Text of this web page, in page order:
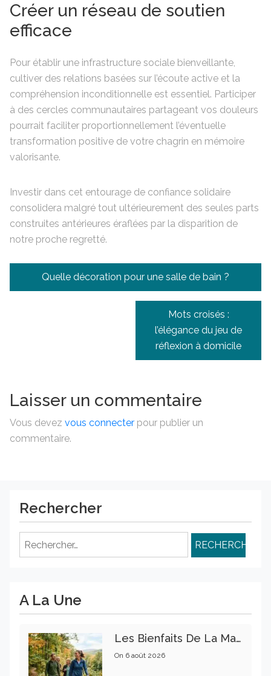
Créer un réseau de soutien
efficace
Pour établir une infrastructure sociale bienveillante,
cultiver des relations basées sur l’écoute active et la
compréhension inconditionnelle est essentiel. Participer
à des cercles communautaires partageant vos douleurs
pourrait faciliter proportionnellement l’éventuelle
transformation positive de votre chagrin en mémoire
valorisante.
Investir dans cet entourage de confiance solidaire
consolidera malgré tout ultérieurement des seules parts
construites antérieures éraflées par la disparition de
notre proche regretté.
Navigation
de
Quelle décoration pour une salle de bain ?
Mots croisés :
l’élégance du jeu de
réflexion à domicile
Laisser un commentaire
Vous devez vous connecter pour publier un
commentaire.
Rechercher
Rechercher :
A La Une
Les Bienfaits De La Marche Sur La Santé Physique Et Mentale
On 6 août 2026